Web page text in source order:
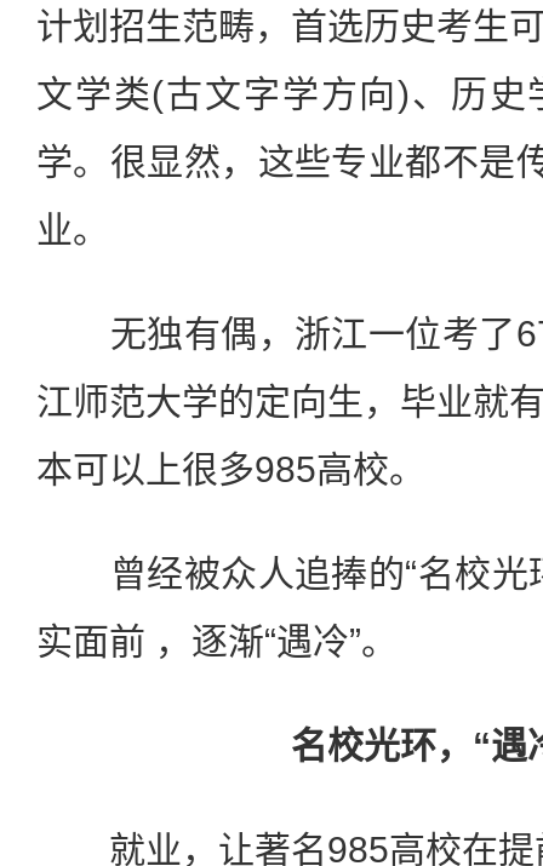
计划招生范畴，首选历史考生
文学类(古文字学方向)、历史
学。很显然，这些专业都不是
业。
无独有偶，浙江一位考了
江师范大学的定向生，毕业就
本可以上很多985高校。
曾经被众人追捧的“名校光
实面前 ，逐渐“遇冷”。
名校光环，“遇
就业，让著名985高校在提